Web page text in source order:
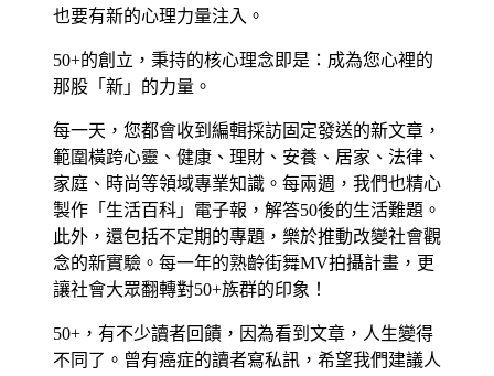
也要有新的心理力量注入。
50+的創立，秉持的核心理念即是：成為您心裡的
那股「新」的力量。
每一天，您都會收到編輯採訪固定發送的新文章，
範圍橫跨心靈、健康、理財、安養、居家、法律、
家庭、時尚等領域專業知識。每兩週，我們也精心
製作「生活百科」電子報，解答50後的生活難題。
此外，還包括不定期的專題，樂於推動改變社會觀
念的新實驗。每一年的熟齡街舞MV拍攝計畫，更
讓社會大眾翻轉對50+族群的印象！
50+，有不少讀者回饋，因為看到文章，人生變得
不同了。曾有癌症的讀者寫私訊，希望我們建議人